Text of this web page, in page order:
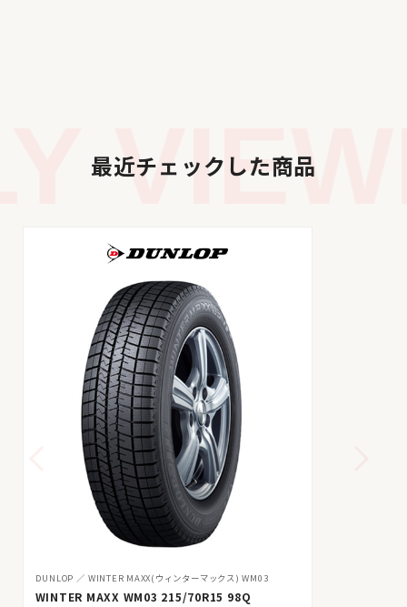
最近チェックした商品
DUNLOP WINTER MAXX(ウィンターマックス) WM03
WINTER MAXX WM03 215/70R15 98Q